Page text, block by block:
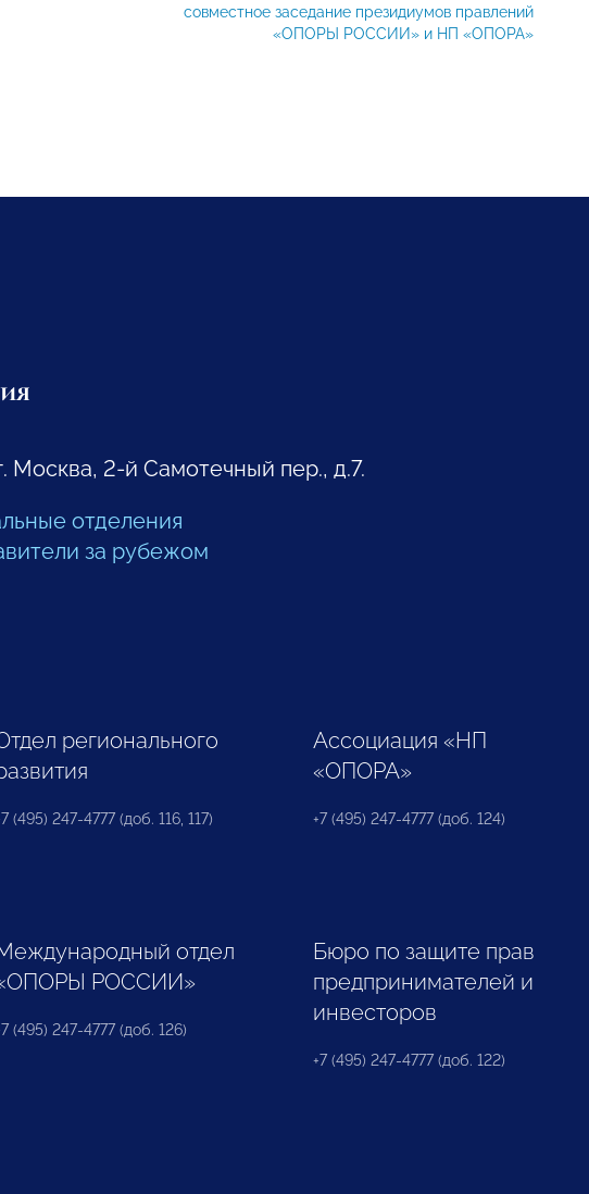
совместное заседание президиумов правлений
«ОПОРЫ РОССИИ» и НП «ОПОРА»
Москва, 2-й Самотечный пер., д.7.
отделения
за рубежом
регионального
(495) 247-4777 (доб. 116, 117)
Ассоциация «НП
«ОПОРА»
+7 (495) 247-4777 (доб. 124)
отдел
РОССИИ»
(495) 247-4777 (доб. 126)
Бюро по защите прав
предпринимателей и
инвесторов
+7 (495) 247-4777 (доб. 122)